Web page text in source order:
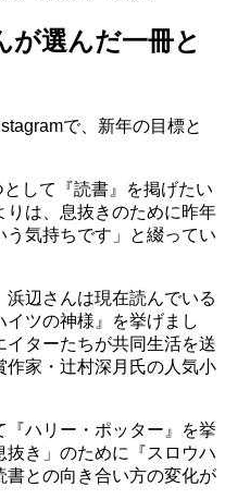
が選んだ一冊と
で、新年の目標と
して『読書』を掲げたい
りは、息抜きのために昨年
う気持ちです」と綴ってい
辺さんは現在読んでいる
ツの神様』を挙げまし
ターたちが共同生活を送
作家・辻村深月氏の人気小
ハリー・ポッター』を挙
き」のために『スロウハ
書との向き合い方の変化が